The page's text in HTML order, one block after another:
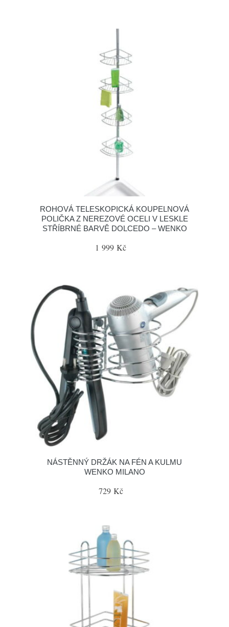
ROHOVÁ TELESKOPICKÁ KOUPELNOVÁ
POLIČKA Z NEREZOVÉ OCELI V LESKLE
STŘÍBRNÉ BARVĚ DOLCEDO – WENKO
1 999 Kč
NÁSTĚNNÝ DRŽÁK NA FÉN A KULMU
WENKO MILANO
729 Kč